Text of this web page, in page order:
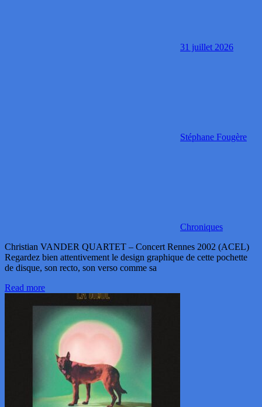
31 juillet 2026
Stéphane Fougère
Chroniques
Christian VANDER QUARTET – Concert Rennes 2002 (ACEL)
Regardez bien attentivement le design graphique de cette pochette
de disque, son recto, son verso comme sa
Read more